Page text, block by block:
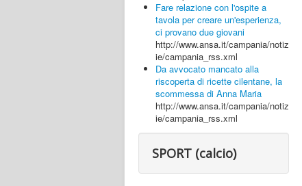
Fare relazione con l'ospite a
tavola per creare un'esperienza,
ci provano due giovani
http://www.ansa.it/campania/notiz
ie/campania_rss.xml
Da avvocato mancato alla
riscoperta di ricette cilentane, la
scommessa di Anna Maria
http://www.ansa.it/campania/notiz
ie/campania_rss.xml
SPORT (calcio)